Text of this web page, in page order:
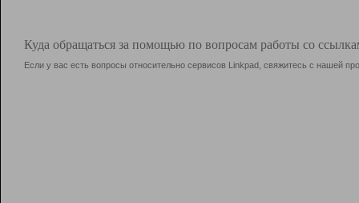
Куда обращаться за помощью по вопросам работы со
Если у вас есть вопросы относительно сервисов Linkpad, свяжитесь с нашей